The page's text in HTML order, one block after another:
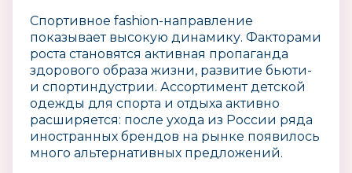
Спортивное fashion-направление
показывает высокую динамику. Факторами
роста становятся активная пропаганда
здорового образа жизни, развитие бьюти-
и спортиндустрии. Ассортимент детской
одежды для спорта и отдыха активно
расширяется: после ухода из России ряда
иностранных брендов на рынке появилось
много альтернативных предложений.